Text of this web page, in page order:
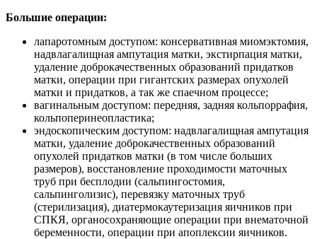
Большие операции:
лапаротомным доступом: консервативная миомэктомия,
надвлагалищная ампутация матки, экстирпация матки,
удаление доброкачественных образований придатков
матки, операции при гигантских размерах опухолей
матки и придатков, а так же спаечном процессе;
вагинальным доступом: передняя, задняя кольпоррафия,
кольпоперинеопластика;
эндоскопическим доступом: надвлагалищная ампутация
матки, удаление доброкачественных образований
опухолей придатков матки (в том числе больших
размеров), восстановление проходимости маточных
труб при бесплодии (сальпингостомия,
сальпинголизис), перевязку маточных труб
(стерилизация), диатермокаутеризация яичников при
СПКЯ, органосохраняющие операции при внематочной
беременности, операции при апоплексии яичников.